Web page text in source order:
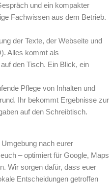
und ein kompakter
Fachwissen aus dem Betrieb.
der Texte, der Webseite und
Alles kommt als
den Tisch. Ein Blick, ein
Pflege von Inhalten und
Ihr bekommt Ergebnisse zur
auf den Schreibtisch.
Umgebung nach eurer
– optimiert für Google, Maps
Wir sorgen dafür, dass euer
Entscheidungen getroffen